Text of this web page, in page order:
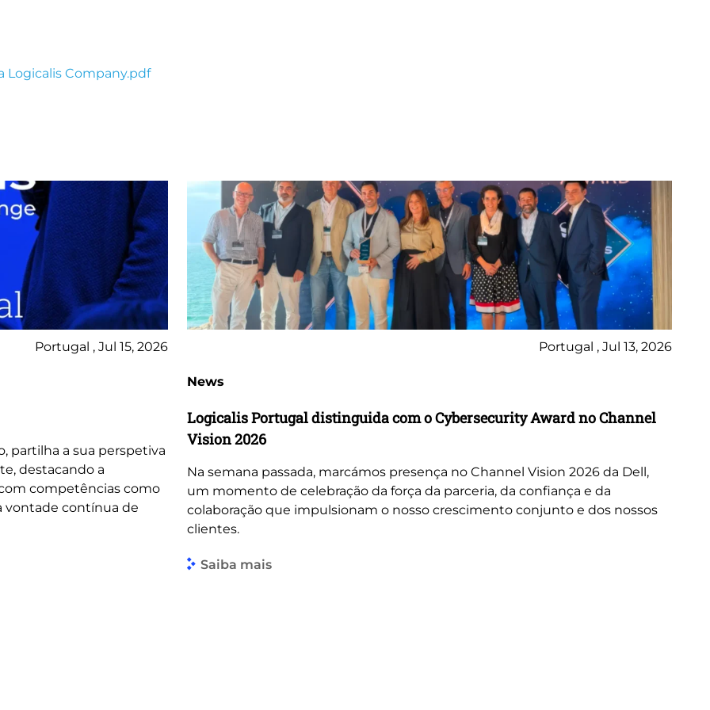
Logicalis Company.pdf
Portugal , Jul 15, 2026
partilha a sua perspetiva
destacando a
competências como
vontade contínua de
Portugal , Jul 13, 2026
News
Logicalis Portugal distinguida com o Cybersecurity Award no Channel
Vision 2026
Na semana passada, marcámos presença no Channel Vision 2026 da Dell,
um momento de celebração da força da parceria, da confiança e da
colaboração que impulsionam o nosso crescimento conjunto e dos nossos
clientes.
Saiba mais